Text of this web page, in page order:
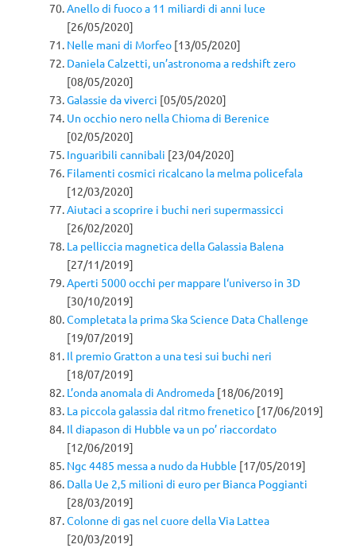
Anello di fuoco a 11 miliardi di anni luce
[26/05/2020]
Nelle mani di Morfeo [13/05/2020]
Daniela Calzetti, un’astronoma a redshift zero
[08/05/2020]
Galassie da viverci [05/05/2020]
Un occhio nero nella Chioma di Berenice
[02/05/2020]
Inguaribili cannibali [23/04/2020]
Filamenti cosmici ricalcano la melma policefala
[12/03/2020]
Aiutaci a scoprire i buchi neri supermassicci
[26/02/2020]
La pelliccia magnetica della Galassia Balena
[27/11/2019]
Aperti 5000 occhi per mappare l‘universo in 3D
[30/10/2019]
Completata la prima Ska Science Data Challenge
[19/07/2019]
Il premio Gratton a una tesi sui buchi neri
[18/07/2019]
L’onda anomala di Andromeda [18/06/2019]
La piccola galassia dal ritmo frenetico [17/06/2019]
Il diapason di Hubble va un po’ riaccordato
[12/06/2019]
Ngc 4485 messa a nudo da Hubble [17/05/2019]
Dalla Ue 2,5 milioni di euro per Bianca Poggianti
[28/03/2019]
Colonne di gas nel cuore della Via Lattea
[20/03/2019]